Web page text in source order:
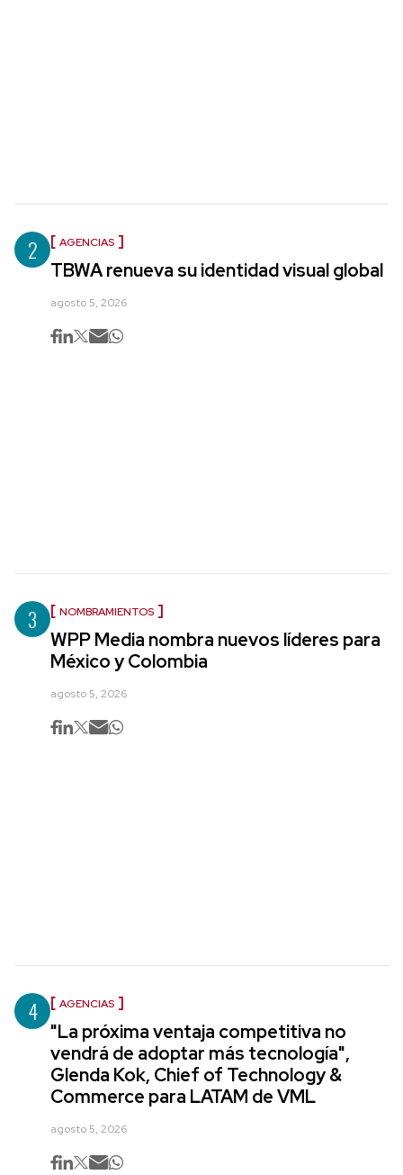
2 AGENCIAS
TBWA renueva su identidad visual global
agosto 5, 2026
3 NOMBRAMIENTOS
WPP Media nombra nuevos líderes para
México y Colombia
agosto 5, 2026
4 AGENCIAS
"La próxima ventaja competitiva no
vendrá de adoptar más tecnología",
Glenda Kok, Chief of Technology &
Commerce para LATAM de VML
agosto 5, 2026